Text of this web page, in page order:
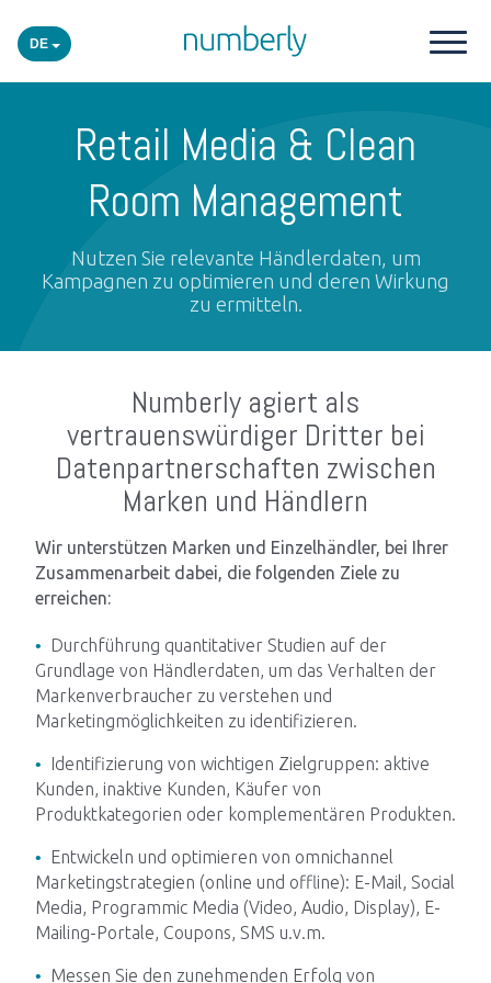
DE
Plattform
Unsere Branchen
Karriere
Kontakt
Retail Media & Clean
Room Management
Nutzen Sie relevante Händlerdaten, um
Kampagnen zu optimieren und deren Wirkung
zu ermitteln.
Numberly agiert als
vertrauenswürdiger Dritter bei
Datenpartnerschaften zwischen
Marken und Händlern
Wir unterstützen Marken und Einzelhändler, bei Ihrer
Zusammenarbeit dabei, die folgenden Ziele zu
erreichen:
Durchführung quantitativer Studien auf der
Grundlage von Händlerdaten, um das Verhalten der
Markenverbraucher zu verstehen und
Marketingmöglichkeiten zu identifizieren.
Identifizierung von wichtigen Zielgruppen: aktive
Kunden, inaktive Kunden, Käufer von
Produktkategorien oder komplementären Produkten.
Entwickeln und optimieren von omnichannel
Marketingstrategien (online und offline): E-Mail, Social
Media, Programmic Media (Video, Audio, Display), E-
Mailing-Portale, Coupons, SMS u.v.m.
Messen Sie den zunehmenden Erfolg von